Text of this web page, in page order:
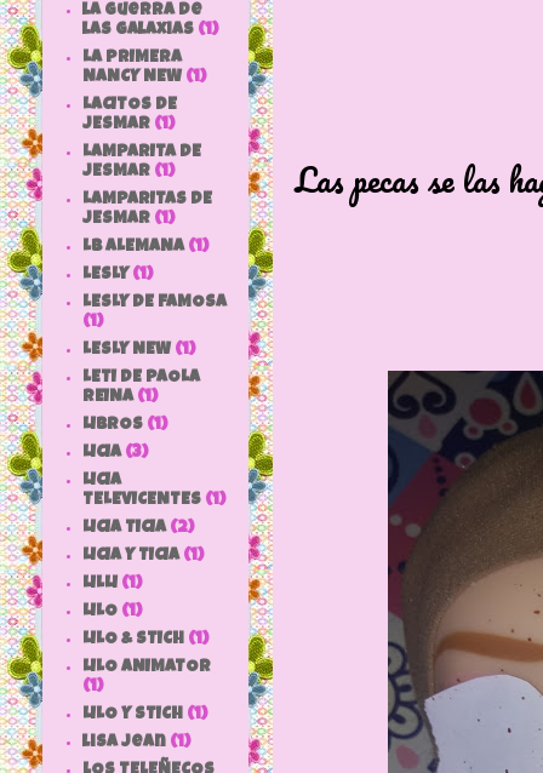
Las pecas se las
la guerra de
las galaxias (1)
LA PRIMERA
NANCY NEW (1)
LACITOS DE
JESMAR (1)
LAMPARITA DE
JESMAR (1)
LAMPARITAS DE
JESMAR (1)
LB ALEMANA (1)
LESLY (1)
LESLY DE FAMOSA
(1)
LESLY NEW (1)
LETI DE PAOLA
REINA (1)
LIBROS (1)
LICIA (3)
LICIA
TELEVICENTES (1)
LICIA TICIA (2)
LICIA Y TICIA (1)
LILLI (1)
LILO (1)
LILO & STICH (1)
LILO ANIMATOR
(1)
LILO Y STICH (1)
lisa jean (1)